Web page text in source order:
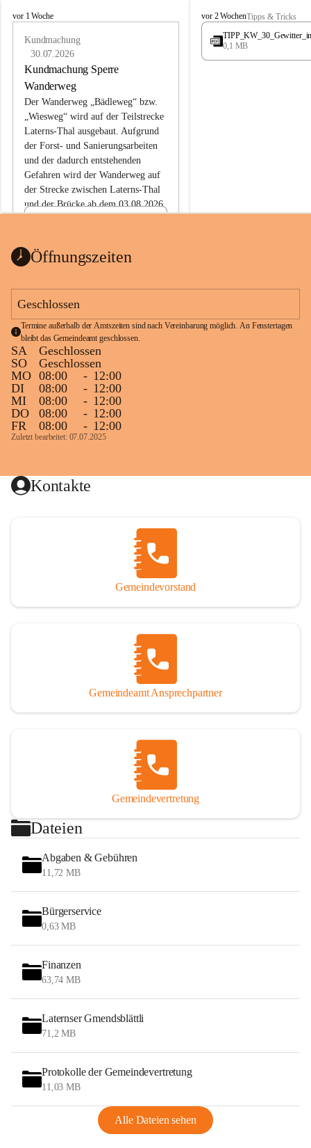
L
vor 1 Woche
Kundmachung
30.07.2026
Kundmachung Sperre
Wanderweg
Der Wanderweg „Bädleweg“ bzw.
„Wiesweg“ wird auf der Teilstrecke
Laterns-Thal ausgebaut. Aufgrund
der Forst- und Sanierungsarbeiten
und der dadurch entstehenden
Gefahren wird der Wanderweg auf
der Strecke zwischen Laterns-Thal
und der Brücke ab dem 03.08.2026
ht
1 Seite•0,1 MB
L
a
e
vor 2 WochenTipps & Tricks
0,1 MB
Öffnungszeiten
Geschlossen
Termine außerhalb der Amtszeiten sind nach Vereinbarung möglich. An Fenstertagen
bleibt das Gemeindeamt geschlossen.
SA
Geschlossen
SO
Geschlossen
MO 08:00 - 12:00
DI
08:00 - 12:00
MI
08:00 - 12:00
DO
08:00 - 12:00
FR
08:00 - 12:00
Zuletzt bearbeitet: 07.07.2025
Kontakte
Gemeindevorstand
Gemeindeamt Ansprechpartner
Gemeindevertretung
Dateien
Abgaben & Gebühren
11,72 MB
Bürgerservice
0,63 MB
Finanzen
63,74 MB
Laternser Gmendsblättli
71,2 MB
Protokolle der Gemeindevertretung
11,03 MB
Alle Dateien sehen